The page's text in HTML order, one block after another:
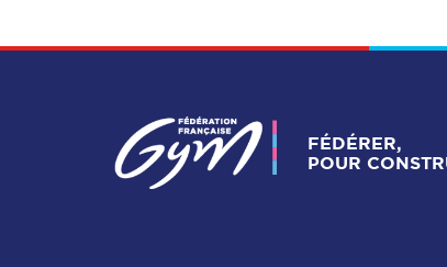
FÉDÉRER,
POUR